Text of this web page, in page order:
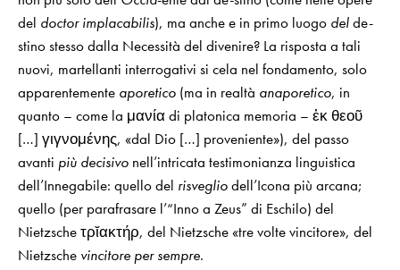
del doctor implacabilis), ma anche e in primo luogo delde-
stino stesso dalla Necessità del divenire? La risposta a tali
nuovi, martellanti interrogativi si cela nel fondamento, solo
apparentemente aporetico (ma in realtà anaporetico, in
quanto – come la μανία di platonica memoria – ἐκ θεοῦ
[…] γιγνομένης, «dal Dio […] proveniente»), del passo
avanti più decisivo nell’intricata testimonianza linguistica
dell’Innegabile: quello del risvegliodell’Icona più arcana;
quello (per parafrasare l’“Inno a Zeus” di Eschilo) del
Nietzsche τρῐακτήρ, del Nietzsche «tre volte vincitore», del
Nietzsche vincitore per sempre.